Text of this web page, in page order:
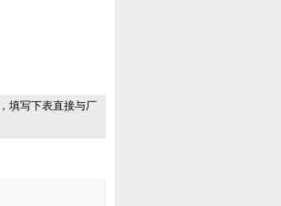
填写下表直接与厂